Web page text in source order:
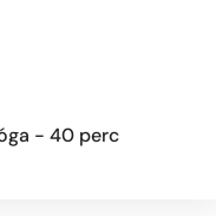
- 40 perc